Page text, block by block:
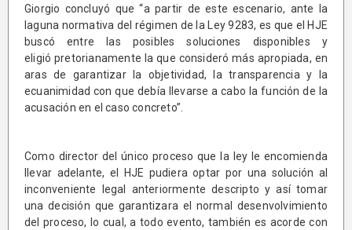
Giorgio concluyó que “a partir de este escenario, ante la
laguna normativa del régimen de la Ley 9283, es que el HJE
buscó entre las posibles soluciones disponibles y
eligió pretorianamente la que consideró más apropiada, en
aras de garantizar la objetividad, la transparencia y la
ecuanimidad con que debía llevarse a cabo la función de la
acusación en el caso concreto”.
Como director del único proceso que la ley le encomienda
llevar adelante, el HJE pudiera optar por una solución al
inconveniente legal anteriormente descripto y así tomar
una decisión que garantizara el normal desenvolvimiento
del proceso, lo cual, a todo evento, también es acorde con